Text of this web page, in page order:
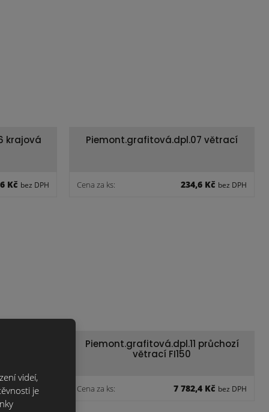
krajová
Kč bez DPH
Piemont.grafitová.dpl.07 větrací
Cena za ks: 234,6 Kč bez DPH
Kčbez DPH
Piemont.grafitová.dpl.11 průchozí
větrací FI150
Cena za ks: 7 782,4 Kč bez DPH
videí,
je